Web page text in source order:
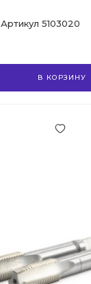
Артикул 5103020
В КОРЗИНУ